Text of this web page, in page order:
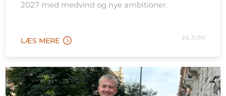
2027 med medvind og nye ambitioner.
LÆS MERE 24 JUNI